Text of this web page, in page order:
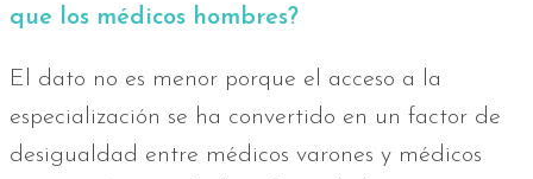
que los médicos hombres?
El dato no es menor porque el acceso a la
especialización se ha convertido en un factor de
desigualdad entre médicos varones y médicos